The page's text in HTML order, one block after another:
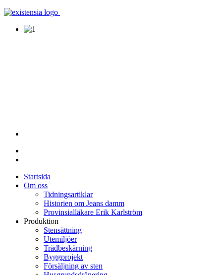
Startsida
Om oss
Tidningsartiklar
Historien om Jeans damm
Provinsialläkare Erik Karlström
Produktion
Stensättning
Utemiljöer
Trädbeskärning
Byggprojekt
Försäljning av sten